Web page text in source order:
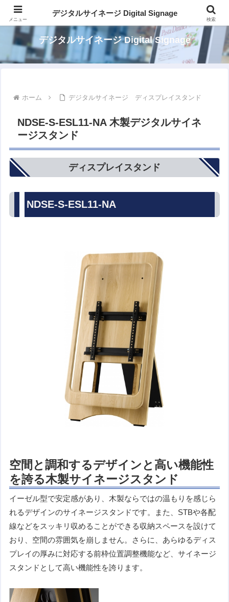
パッケージでカンタン デジタルサイネージ
デジタルサイネージ Digital Signage
ホーム デジタルサイネージ ディスプレイスタンド
NDSE-S-ESL11-NA 木製デジタルサイネ
ージスタンド
ディスプレイスタンド
NDSE-S-ESL11-NA
空間と調和するデザインと高い機能性
を誇る木製サイネージスタンド
イーゼル型で安定感があり、木製ならではの温もりを感じら
れるデザインのサイネージスタンドです。また、STBや各配
線などをスッキリ収めることができる収納スペースを設けて
おり、空間の雰囲気を崩しません。さらに、あらゆるディス
プレイの厚みに対応する前枠位置調整機能など、サイネージ
スタンドとして高い機能性を誇ります。
メニュー
デジタルサイネージ Digital Signage
検索